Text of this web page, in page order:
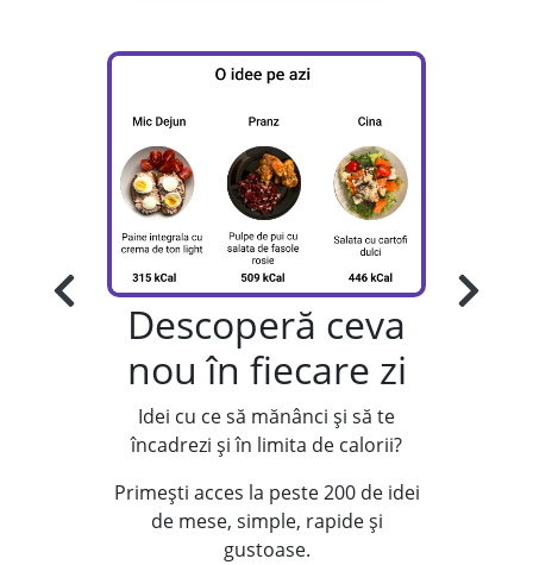
Descoperă ceva
nou în fiecare zi
Idei cu ce să mănânci și să te
încadrezi și în limita de calorii?
Primești acces la peste 200 de idei
de mese, simple, rapide și
gustoase.